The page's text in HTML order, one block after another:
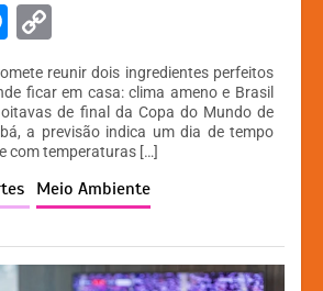
M
s
s
e
n
er
p
y
Li
n
reunir dois ingredientes perfeitos
ficar em casa: clima ameno e Brasil
de final da Copa do Mundo de
a previsão indica um dia de tempo
com temperaturas […]
Meio Ambiente